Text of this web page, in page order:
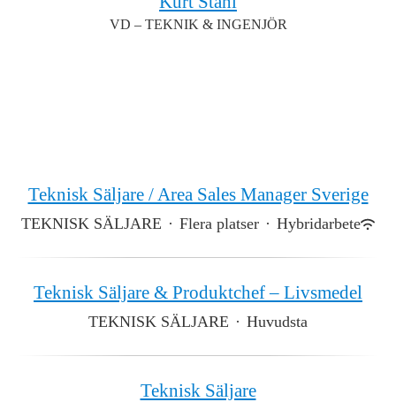
VD – TEKNIK & INGENJÖR
Teknisk Säljare / Area Sales Manager Sverige
TEKNISK SÄLJARE · Flera platser · Hybridarbete
Teknisk Säljare & Produktchef – Livsmedel
TEKNISK SÄLJARE · Huvudsta
Teknisk Säljare